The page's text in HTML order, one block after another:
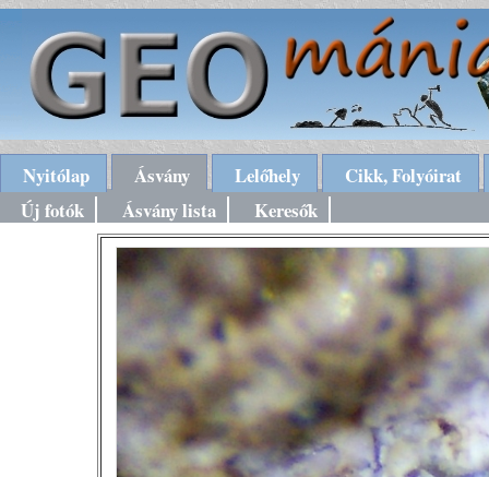
Nyitólap Ásvány Lelőhely
Cikk, Folyóirat
Új fotók
Ásvány lista Keresők